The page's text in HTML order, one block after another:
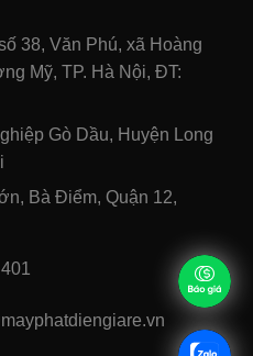
38, Văn Phú, xã Hoàng
Mỹ, TP. Hà Nội, ĐT:
Gò Dầu, Huyện Long
Bà Điểm, Quận 12,